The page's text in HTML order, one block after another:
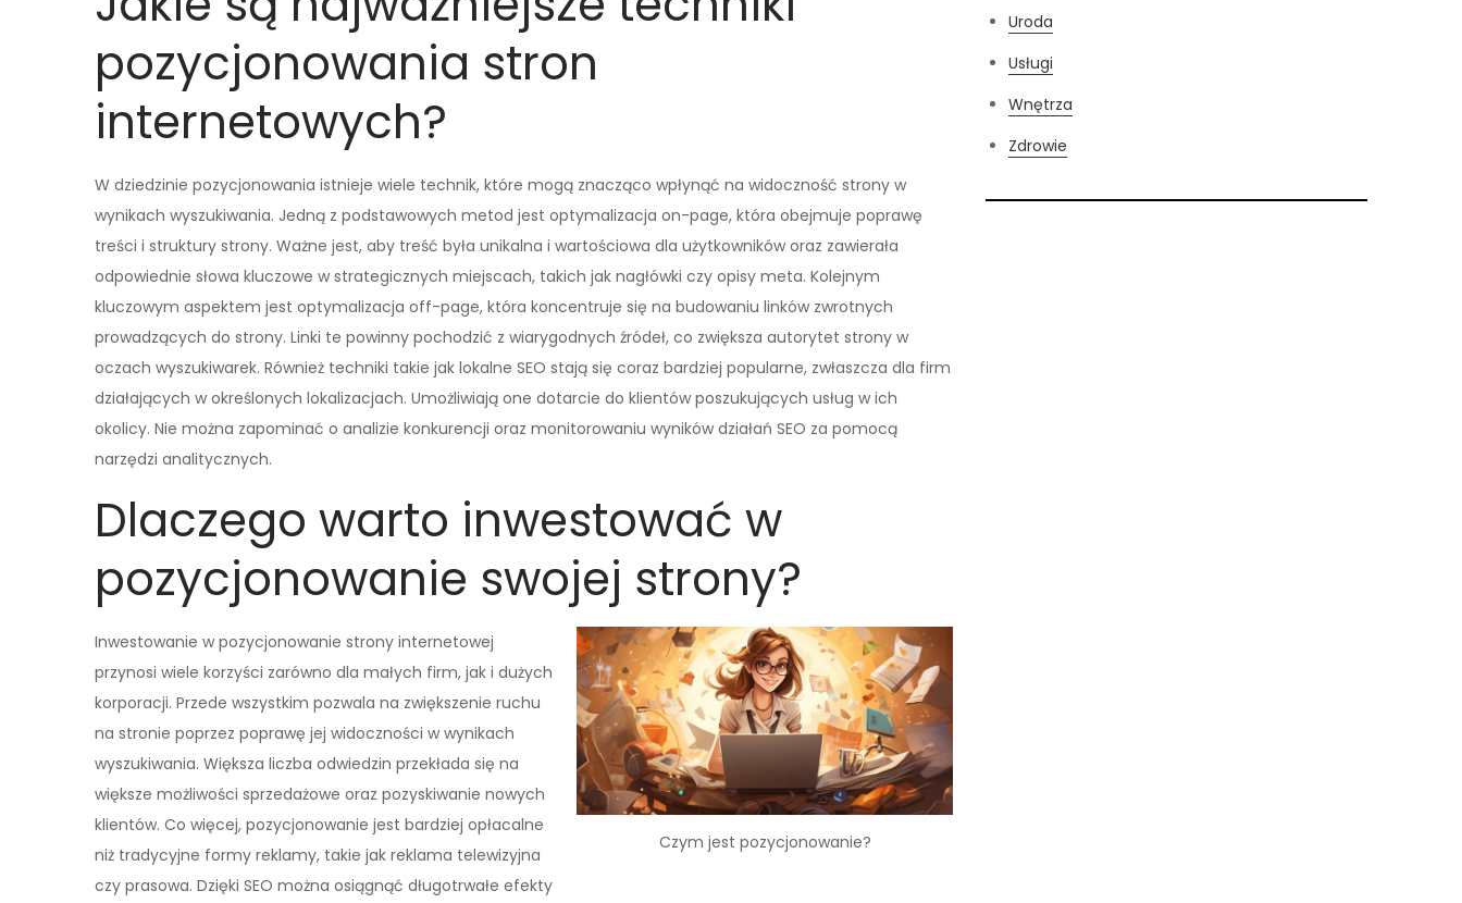
pozycjonowania stron
internetowych?
W dziedzinie pozycjonowania istnieje wiele technik, które mogą znacząco wpłynąć na widoczność strony w
wynikach wyszukiwania. Jedną z podstawowych metod jest optymalizacja on-page, która obejmuje poprawę
treści i struktury strony. Ważne jest, aby treść była unikalna i wartościowa dla użytkowników oraz zawierała
odpowiednie słowa kluczowe w strategicznych miejscach, takich jak nagłówki czy opisy meta. Kolejnym
kluczowym aspektem jest optymalizacja off-page, która koncentruje się na budowaniu linków zwrotnych
prowadzących do strony. Linki te powinny pochodzić z wiarygodnych źródeł, co zwiększa autorytet strony w
oczach wyszukiwarek. Również techniki takie jak lokalne SEO stają się coraz bardziej popularne, zwłaszcza dla firm
działających w określonych lokalizacjach. Umożliwiają one dotarcie do klientów poszukujących usług w ich
okolicy. Nie można zapominać o analizie konkurencji oraz monitorowaniu wyników działań SEO za pomocą
narzędzi analitycznych.
Dlaczego warto inwestować w
pozycjonowanie swojej strony?
Czym jest pozycjonowanie?
Inwestowanie w pozycjonowanie strony internetowej
przynosi wiele korzyści zarówno dla małych firm, jak i dużych
korporacji. Przede wszystkim pozwala na zwiększenie ruchu
na stronie poprzez poprawę jej widoczności w wynikach
wyszukiwania. Większa liczba odwiedzin przekłada się na
większe możliwości sprzedażowe oraz pozyskiwanie nowych
klientów. Co więcej, pozycjonowanie jest bardziej opłacalne
niż tradycyjne formy reklamy, takie jak reklama telewizyjna
czy prasowa. Dzięki SEO można osiągnąć długotrwałe efekty
Uroda
Usługi
Wnętrza
Zdrowie